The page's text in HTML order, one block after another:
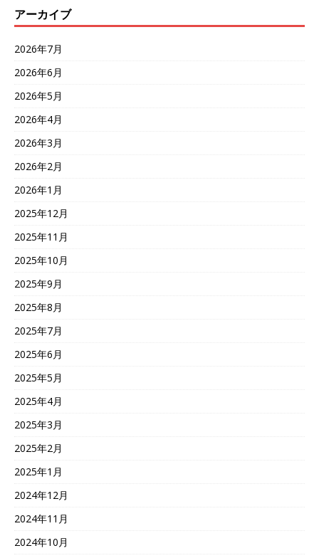
アーカイブ
2026年7月
2026年6月
2026年5月
2026年4月
2026年3月
2026年2月
2026年1月
2025年12月
2025年11月
2025年10月
2025年9月
2025年8月
2025年7月
2025年6月
2025年5月
2025年4月
2025年3月
2025年2月
2025年1月
2024年12月
2024年11月
2024年10月